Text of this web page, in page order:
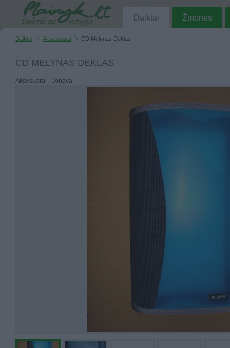
Daiktai Žmonės
Daiktai Aksesuarai CD Melynas Deklas
CD MELYNAS DEKLAS
Aksesuarai - Jonava